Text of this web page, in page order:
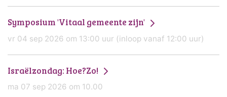
Symposium 'Vitaal gemeente zijn'
vr 04 sep 2026 om 13:00 uur (inloop vanaf 12:00 uur)
Israëlzondag: Hoe?Zo!
ma 07 sep 2026 om 10.00